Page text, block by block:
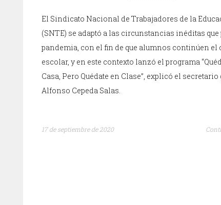
El Sindicato Nacional de Trabajadores de la
(SNTE) se adaptó a las circunstancias inéditas
pandemia, con el fin de que alumnos continúen el
escolar, y en este contexto lanzó el programa
Casa, Pero Quédate en Clase”, explicó el secretario
Alfonso Cepeda Salas.
17 de septiembre de 2020